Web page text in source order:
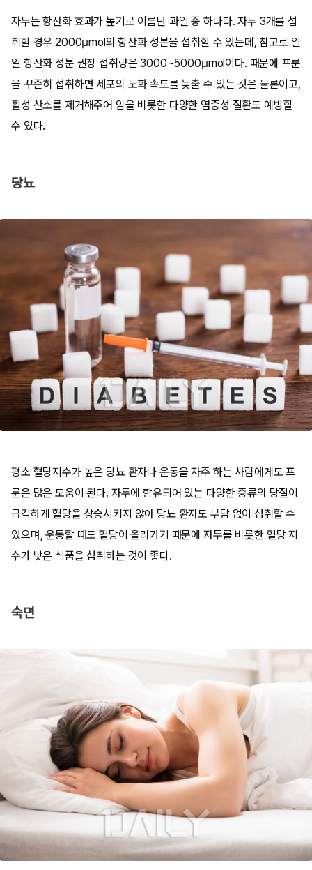
자두는 항산화 효과가 높기로 이름난 과일 중 하나다. 자두 3개를 섭
취할 경우 2000μmol의 항산화 성분을 섭취할 수 있는데, 참고로 일
일 항산화 성분 권장 섭취량은 3000~5000μmol이다. 때문에 프룬
을 꾸준히 섭취하면 세포의 노화 속도를 늦출 수 있는 것은 물론이고,
활성 산소를 제거해주어 암을 비롯한 다양한 염증성 질환도 예방할
수 있다.
당뇨
평소 혈당지수가 높은 당뇨 환자나 운동을 자주 하는 사람에게도 프
룬은 많은 도움이 된다. 자두에 함유되어 있는 다양한 종류의 당질이
급격하게 혈당을 상승시키지 않아 당뇨 환자도 부담 없이 섭취할 수
있으며, 운동할 때도 혈당이 올라가기 때문에 자두를 비롯한 혈당 지
수가 낮은 식품을 섭취하는 것이 좋다.
숙면